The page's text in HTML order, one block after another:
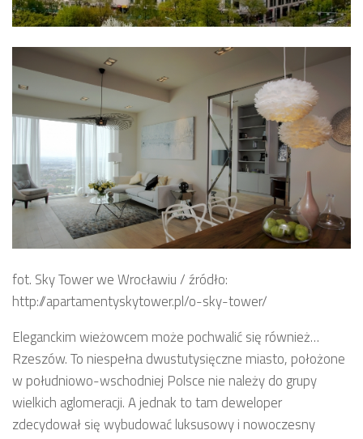
fot. Sky Tower we Wrocławiu / źródło:
http://apartamentyskytower.pl/o-sky-tower/
Eleganckim wieżowcem może pochwalić się również…
Rzeszów. To niespełna dwustutysięczne miasto, położone
w południowo-wschodniej Polsce nie należy do grupy
wielkich aglomeracji. A jednak to tam deweloper
zdecydował się wybudować luksusowy i nowoczesny